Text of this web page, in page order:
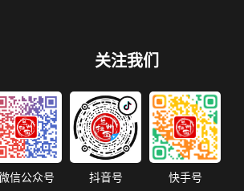
关注我们
信公众号 抖音号 快手号